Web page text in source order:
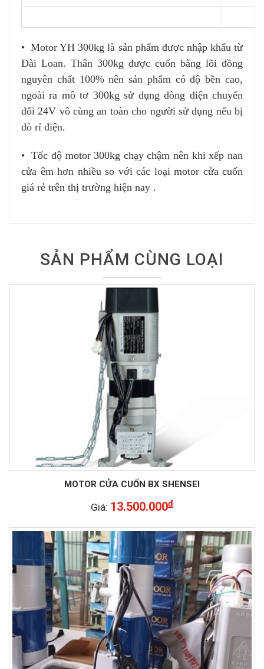
•Motor YH 300kg là sản phẩm được nhập khẩu từ
Đài Loan. Thân 300kg được cuốn bằng lõi đồng
nguyên chất 100% nên sản phẩm có độ bền cao,
ngoài ra mô tơ 300kg sử dụng dòng điện chuyển
đổi 24V vô cùng an toàn cho người sử dụng nếu bị
dò rỉ điện.
•Tốc độ motor 300kg chạy chậm nên khi xếp nan
cửa êm hơn nhiều so với các loại motor cửa cuốn
giá rẻ trên thị trường hiện nay .
SẢN PHẨM CÙNG LOẠI
MOTOR CỬA CUỐN BX SHENSEI
Giá: 13.500.000đ